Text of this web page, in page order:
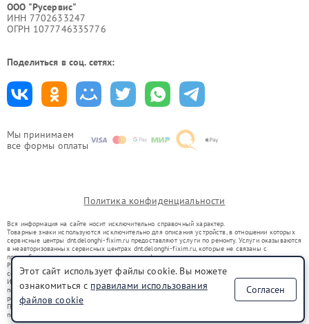
Мы принимаем
все формы оплаты
ООО "Русервис"
ИНН 7702633247
ОГРН 1077746335776
Поделиться в соц. сетях:
Политика конфиденциальности
Вся информация на сайте носит исключительно справочный характер.
Товарные знаки используются исключительно для описания устройств, в отношении которых
сервисные центры dnt.delonghi-fixim.ru предоставляют услуги по ремонту. Услуги оказываются
в неавторизованных сервисных центрах dnt.delonghi-fixim.ru, которые не связаны с
правообладателями товарных знаков или их официальными представителями.
Ремонт осуществляется для устройств, уже введенных в гражданский оборот в соответствии
со статьей 1487 ГК РФ.
Использование товарных знаков не преследует цели индивидуализации услуг или введения
потребителей в заблуждение, а служит для информирования о предоставляемых услугах по
ремонту техники указанных брендов.
Представленная на сайте информация не является публичной офертой, определяемой
положениями Статьи 437(2) Гражданского кодекса РФ
Этот сайт использует файлы cookie. Вы можете
ознакомиться с правилами использования
файлов cookie
Согласен